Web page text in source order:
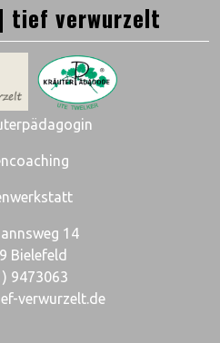
tief verwurzelt
14
Bielefeld
9473063
verwurzelt.de